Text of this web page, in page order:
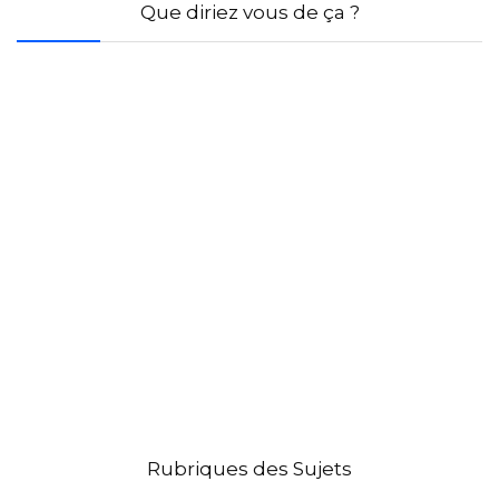
Que diriez vous de ça ?
Rubriques des Sujets